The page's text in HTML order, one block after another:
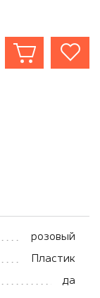
розовый
Пластик
да